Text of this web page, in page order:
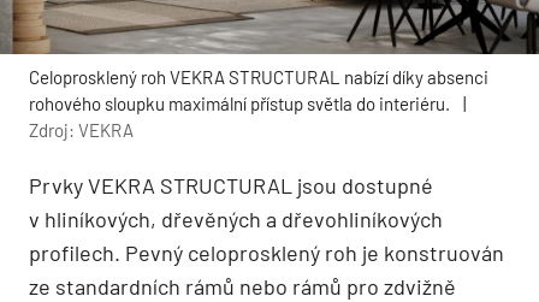
Celoprosklený roh VEKRA STRUCTURAL nabízí díky absenci
rohového sloupku maximální přístup světla do interiéru.
|
Zdroj: VEKRA
Prvky VEKRA STRUCTURAL jsou dostupné
v hliníkových, dřevěných a dřevohliníkových
profilech. Pevný celoprosklený roh je konstruován
ze standardních rámů nebo rámů pro zdvižně